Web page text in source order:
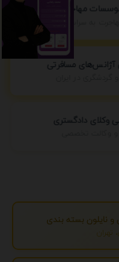
مهاجرتی ایران
به سراسر جهان
مسافرتی
وکلای دادگستری
نایلون بسته بندی
تهران